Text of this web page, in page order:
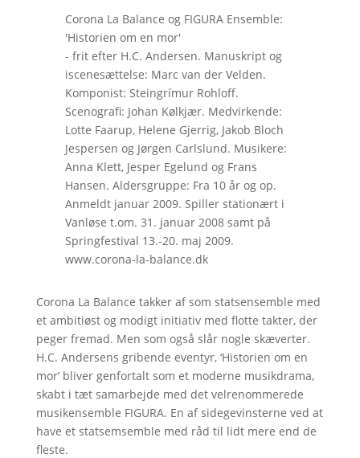
Corona La Balance og FIGURA Ensemble:
'Historien om en mor'
- frit efter H.C. Andersen. Manuskript og
iscenesættelse: Marc van der Velden.
Komponist: Steingrímur Rohloff.
Scenografi: Johan Kølkjær. Medvirkende:
Lotte Faarup, Helene Gjerrig, Jakob Bloch
Jespersen og Jørgen Carlslund. Musikere:
Anna Klett, Jesper Egelund og Frans
Hansen. Aldersgruppe: Fra 10 år og op.
Anmeldt januar 2009. Spiller stationært i
Vanløse t.om. 31. januar 2008 samt på
Springfestival 13.-20. maj 2009.
www.corona-la-balance.dk
Corona La Balance takker af som statsensemble med
et ambitiøst og modigt initiativ med flotte takter, der
peger fremad. Men som også slår nogle skæverter.
H.C. Andersens gribende eventyr, ‘Historien om en
mor’ bliver genfortalt som et moderne musikdrama,
skabt i tæt samarbejde med det velrenommerede
musikensemble FIGURA. En af sidegevinsterne ved at
have et statsemsemble med råd til lidt mere end de
fleste.